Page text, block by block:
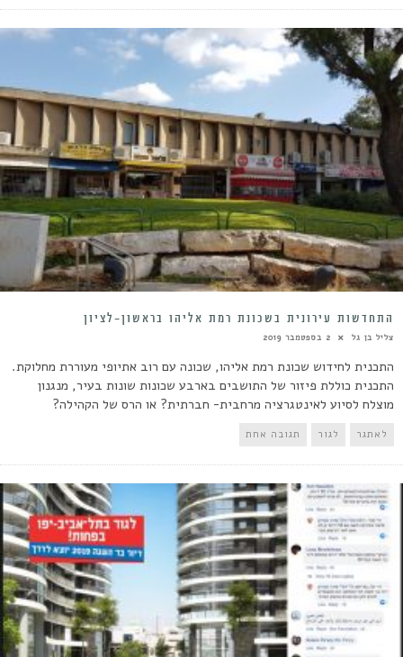
התחדשות עירונית בשכונת רמת אליהו בראשון-לציון
צליל בן גל 2 בספטמבר 2019
התכנית לחידוש שכונת רמת אליהו, שכונה עם רוב אתיופי מעוררת מחלוקת.
התכנית כוללת פיזור של התושבים בארבע שכונות שונות בעיר, מנגנון
מוצלח לסיוע לאינטגרציה מרחבית- חברתית? או הרס של הקהילה?
לאתגר לגור תגובה אחת